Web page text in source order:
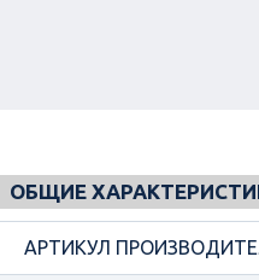
ОБЩИЕ
АРТИКУЛ